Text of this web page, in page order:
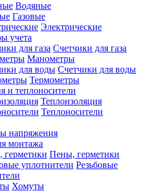
Водяные
Газовые
Электрические
учета
Счетчики для газа
Манометры
Счетчики для воды
Термометры
и теплоносители
Теплоизоляция
Теплоносители
напряжения
монтажа
Пены, герметики
Резьбовые
Хомуты